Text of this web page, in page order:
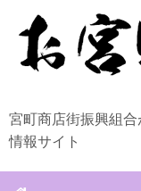
宮町商店街振興組
情報サイト